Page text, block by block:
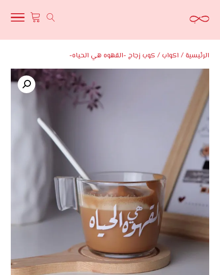
الرئيسية/ اكواب/ كوب زجاج -القهوه هي الحياه-